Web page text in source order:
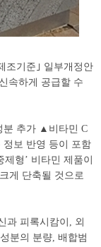
조기준｣ 일부개정안
속하게 공급할 수
분 추가 ▲비타민 C
보 반영 등이 포함
형’ 비타민 제품이
게 단축될 것으로
과 피록시캄이, 외
분의 분량, 배합범